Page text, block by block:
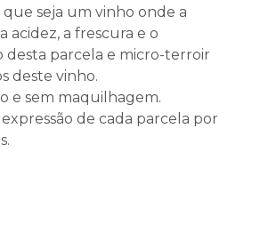
seja um vinho onde a
acidez, a frescura e o
desta parcela e micro-terroir
deste vinho.
e sem maquilhagem.
de cada parcela por